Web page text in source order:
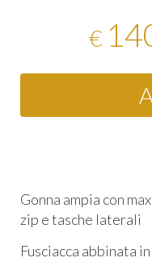
€
Gonna ampia con
zip e tasche laterali
Fusciacca abbinata